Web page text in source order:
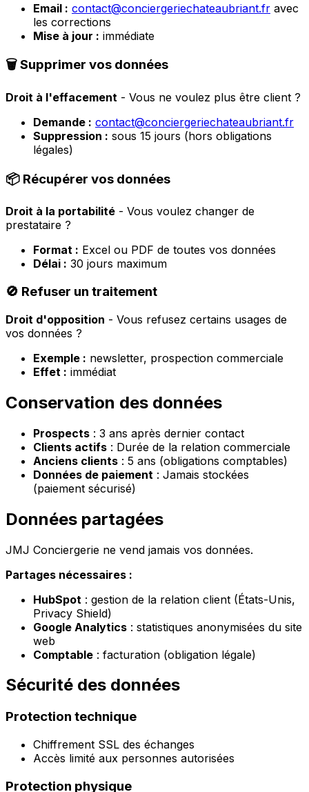
Email : contact@conciergeriechateaubriant.fr avec
les corrections
Mise à jour : immédiate
🗑️ Supprimer vos données
Droit à l'effacement - Vous ne voulez plus être client ?
Demande : contact@conciergeriechateaubriant.fr
Suppression : sous 15 jours (hors obligations
légales)
📦 Récupérer vos données
Droit à la portabilité - Vous voulez changer de
prestataire ?
Format : Excel ou PDF de toutes vos données
Délai : 30 jours maximum
🚫 Refuser un traitement
Droit d'opposition - Vous refusez certains usages de
vos données ?
Exemple : newsletter, prospection commerciale
Effet : immédiat
Conservation des données
Prospects : 3 ans après dernier contact
Clients actifs : Durée de la relation commerciale
Anciens clients : 5 ans (obligations comptables)
Données de paiement : Jamais stockées
(paiement sécurisé)
Données partagées
JMJ Conciergerie ne vend jamais vos données.
Partages nécessaires :
HubSpot : gestion de la relation client (États-Unis,
Privacy Shield)
Google Analytics : statistiques anonymisées du site
web
Comptable : facturation (obligation légale)
Sécurité des données
Protection technique
Chiffrement SSL des échanges
Accès limité aux personnes autorisées
Protection physique